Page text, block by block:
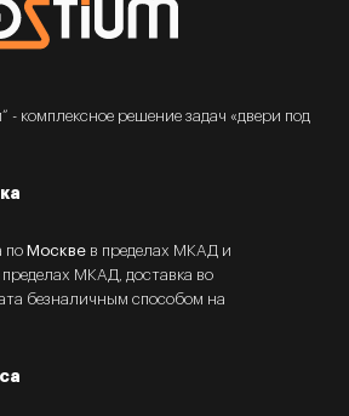
комплексное решение задач «двери под
по Москве в пределах МКАД и
пределах МКАД, доставка во
безналичным способом на